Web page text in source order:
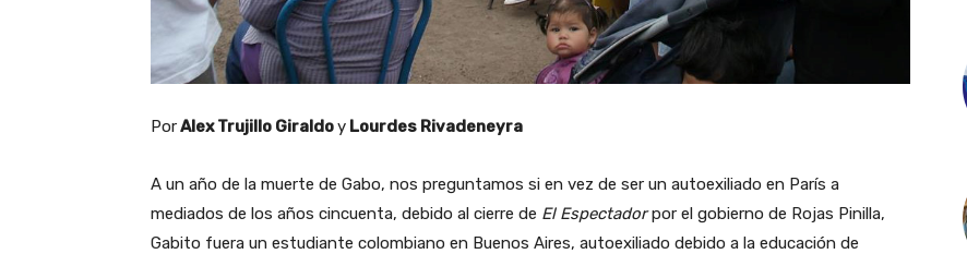
PorAlex Trujillo Giraldoy Lourdes Rivadeneyra
A un año de la muerte de Gabo, nos preguntamos si en vez de ser un autoexiliado en París a
mediados de los años cincuenta, debido al cierre de El Espectadorpor el gobierno de Rojas Pinilla,
Gabito fuera un estudiante colombiano en Buenos Aires, autoexiliado debido a la educación de